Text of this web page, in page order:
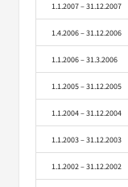
1.1.2007 – 31.12.2007
1.4.2006 – 31.12.2006
1.1.2006 – 31.3.2006
1.1.2005 – 31.12.2005
1.1.2004 – 31.12.2004
1.1.2003 – 31.12.2003
1.1.2002 – 31.12.2002